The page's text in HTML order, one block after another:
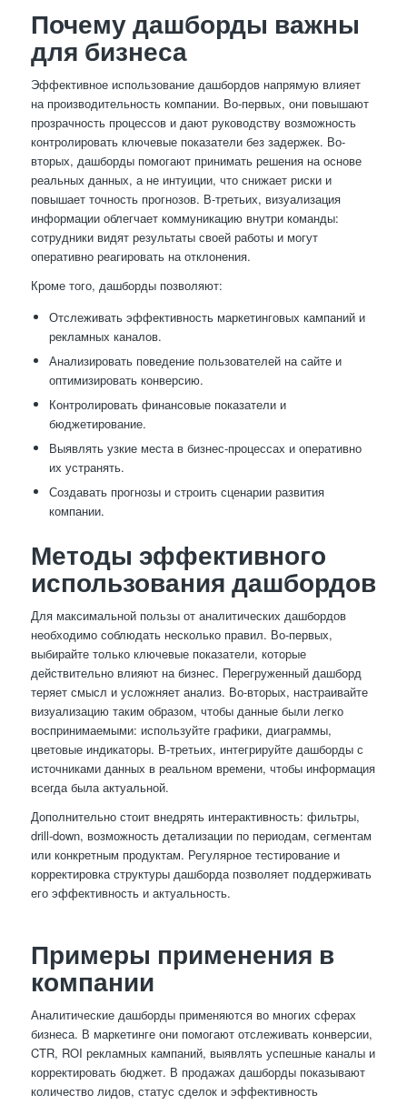
Почему дашборды важны
для бизнеса
Эффективное использование дашбордов напрямую влияет
на производительность компании. Во-первых, они повышают
прозрачность процессов и дают руководству возможность
контролировать ключевые показатели без задержек. Во-
вторых, дашборды помогают принимать решения на основе
реальных данных, а не интуиции, что снижает риски и
повышает точность прогнозов. В-третьих, визуализация
информации облегчает коммуникацию внутри команды:
сотрудники видят результаты своей работы и могут
оперативно реагировать на отклонения.
Кроме того, дашборды позволяют:
Отслеживать эффективность маркетинговых кампаний и
рекламных каналов.
Анализировать поведение пользователей на сайте и
оптимизировать конверсию.
Контролировать финансовые показатели и
бюджетирование.
Выявлять узкие места в бизнес-процессах и оперативно
их устранять.
Создавать прогнозы и строить сценарии развития
компании.
Методы эффективного
использования дашбордов
Для максимальной пользы от аналитических дашбордов
необходимо соблюдать несколько правил. Во-первых,
выбирайте только ключевые показатели, которые
действительно влияют на бизнес. Перегруженный дашборд
теряет смысл и усложняет анализ. Во-вторых, настраивайте
визуализацию таким образом, чтобы данные были легко
воспринимаемыми: используйте графики, диаграммы,
цветовые индикаторы. В-третьих, интегрируйте дашборды с
источниками данных в реальном времени, чтобы информация
всегда была актуальной.
Дополнительно стоит внедрять интерактивность: фильтры,
drill-down, возможность детализации по периодам, сегментам
или конкретным продуктам. Регулярное тестирование и
корректировка структуры дашборда позволяет поддерживать
его эффективность и актуальность.
Примеры применения в
компании
Аналитические дашборды применяются во многих сферах
бизнеса. В маркетинге они помогают отслеживать конверсии,
CTR, ROI рекламных кампаний, выявлять успешные каналы и
корректировать бюджет. В продажах дашборды показывают
количество лидов, статус сделок и эффективность